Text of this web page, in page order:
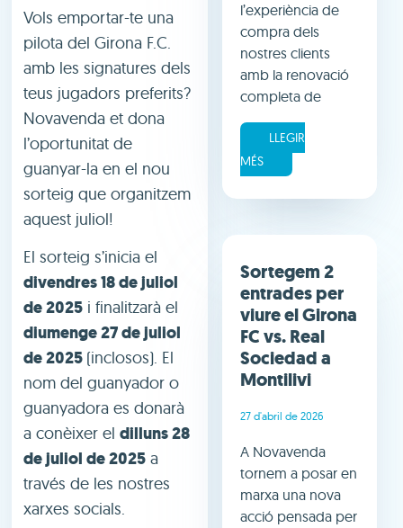
Vols emportar-te una
pilota del Girona F.C.
amb les signatures dels
teus jugadors preferits?
Novavenda et dona
l’oportunitat de
guanyar-la en el nou
sorteig que organitzem
aquest juliol!
El sorteig s’inicia el
divendres 18 de juliol
de 2025 i finalitzarà el
diumenge 27 de juliol
de 2025 (inclosos). El
nom del guanyador o
guanyadora es donarà
a conèixer eldilluns 28
de juliol de 2025 a
través de les nostres
xarxes socials.
l’experiència de
compra dels
nostres clients
amb la renovació
completa de
LLEGIR
MÉS
Sortegem 2
entrades per
viure el Girona
FC vs. Real
Sociedad a
Montilivi
27 d'abril de 2026
A Novavenda
tornem a posar en
marxa una nova
acció pensada per